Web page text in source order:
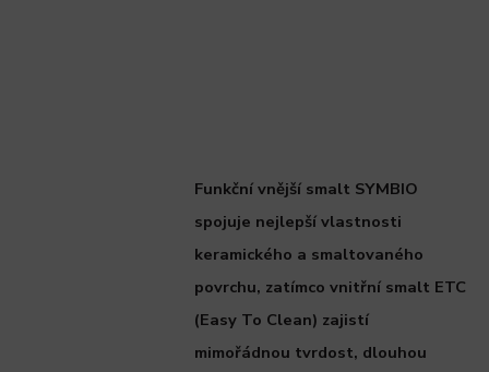
Funkční vnější smalt SYMBIO
spojuje nejlepší vlastnosti
keramického a smaltovaného
povrchu, zatímco vnitřní smalt ETC
(Easy To Clean) zajistí
mimořádnou tvrdost, dlouhou